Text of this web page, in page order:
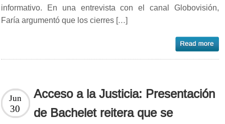
informativo. En una entrevista con el canal Globovisión,
Faría argumentó que los cierres […]
Acceso a la Justicia: Presentación
de Bachelet reitera que se
Jun
30